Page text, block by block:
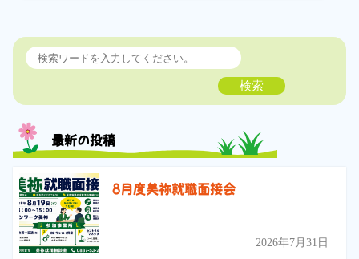
検索
最新の投稿
8月度美祢就職面接会
2026年7月31日